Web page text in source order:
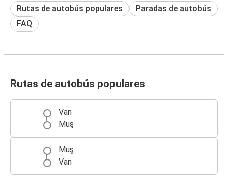
Rutas de autobús populares
Paradas de autobús
FAQ
Rutas de autobús populares
Van
Muş
Muş
Van